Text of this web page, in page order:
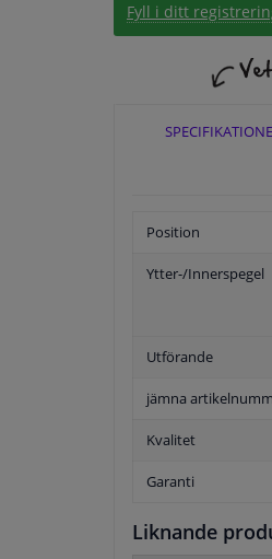
Fyll i ditt
Position
Ytter-/Innerspegel
Utförande
jämna
Kvalitet
Garanti
Liknande